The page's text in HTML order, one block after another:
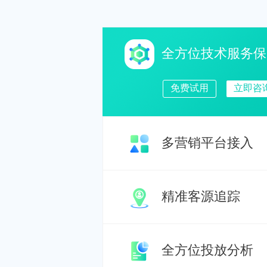
全方位技术服务
免费试用 立即咨
多营销平台接入
精准客源追踪
全方位投放分析